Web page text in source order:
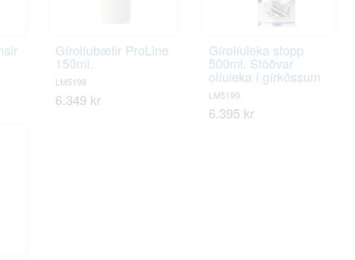
Gírolíubætir ProLine
150ml.
LM5198
6.349 kr
Gírolíuleka stopp
500ml. Stöðvar
olíuleka í gírkössum
LM5199
6.395 kr